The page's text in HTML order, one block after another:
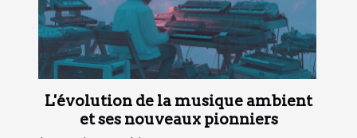
L'évolution de la musique ambient
et ses nouveaux pionniers